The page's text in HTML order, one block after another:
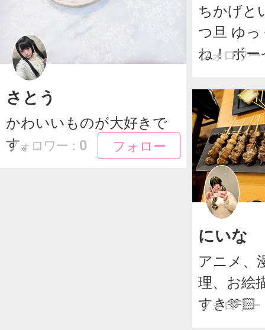
さとう
かわいいものが大好きで
す。
フォロー
フォロー
フォロワー： 0
ちかげと
つ旦 ゆ
ね！ ボー
フォロワー
にいな
アニメ、
理、お絵
すき🫶🏻
フォロワー